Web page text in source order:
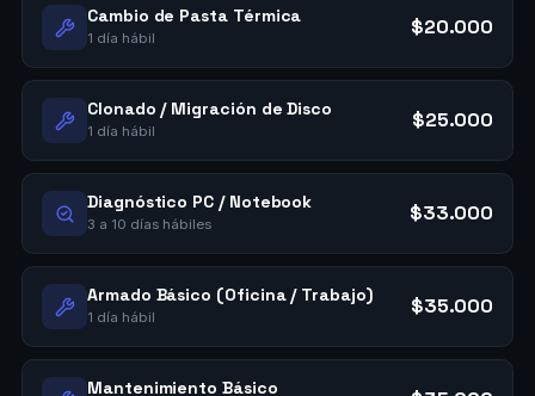
Cambio de Pasta Térmica
1 día hábil $20.000
Clonado / Migración de Disco
1 día hábil $25.000
Diagnóstico PC / Notebook
3 a 10 días hábiles $33.000
Armado Básico (Oficina / Trabajo)
1 día hábil $35.000
Mantenimiento Básico